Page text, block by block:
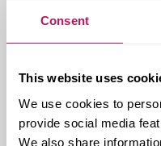
Consent
This website uses
We use cookies to
provide social media
We also share
– När vi började
puts på tak och
försenats med sju
I övrigt har det blivit